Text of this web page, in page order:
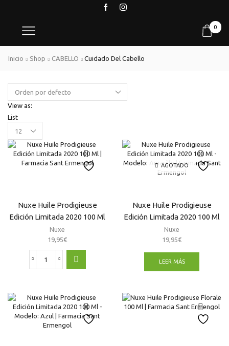
0
Inicio Shop CABELLO Cuidado Del Cabello
View as:
List
per
page
Nuxe Huile Prodigieuse
Edición Limitada 2020 100 Ml
Nuxe
19,95€
Nuxe
Limitada
2020
100
AGOTADO
Nuxe Huile Prodigieuse
Edición Limitada 2020 100 Ml
– Modelo: Amarillo
Nuxe
19,95€
LEER MÁS